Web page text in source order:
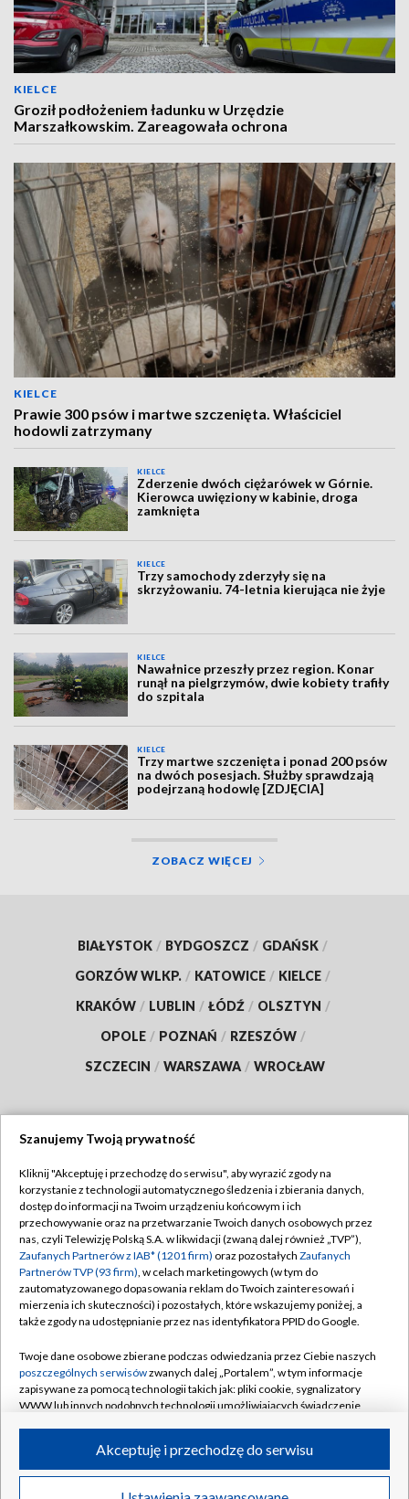
KIELCE
Groził podłożeniem ładunku w Urzędzie
Marszałkowskim. Zareagowała ochrona
KIELCE
Prawie 300 psów i martwe szczenięta. Właściciel
hodowli zatrzymany
KIELCE
Zderzenie dwóch ciężarówek w Górnie.
Kierowca uwięziony w kabinie, droga
zamknięta
KIELCE
Trzy samochody zderzyły się na
skrzyżowaniu. 74-letnia kierująca nie żyje
KIELCE
Nawałnice przeszły przez region. Konar
runął na pielgrzymów, dwie kobiety trafiły
do szpitala
KIELCE
Trzy martwe szczenięta i ponad 200 psów
na dwóch posesjach. Służby sprawdzają
podejrzaną hodowlę [ZDJĘCIA]
ZOBACZ WIĘCEJ
BIAŁYSTOK / BYDGOSZCZ / GDAŃSK /
GORZÓW WLKP. / KATOWICE / KIELCE /
KRAKÓW / LUBLIN / ŁÓDŹ / OLSZTYN /
OPOLE / POZNAŃ / RZESZÓW /
SZCZECIN / WARSZAWA / WROCŁAW
TVP
Abonament TVP
Emisja w TVP
Centrum informacji TVP
Naziemna Telewizja Cyfrowa
Rada Programowa
System NOS
Informacje o nadawcy
Program dla prasy
Regulamin TVP
Polityka prywatności
Moje zgody
Pomoc
Kontakt
Kanały
©2026 Telewizja Polska S.A. w likwidacji
Szanujemy Twoją prywatność
Kliknij "Akceptuję i przechodzę do serwisu", aby wyrazić zgody na
korzystanie z technologii automatycznego śledzenia i zbierania danych,
dostęp do informacji na Twoim urządzeniu końcowym i ich
przechowywanie oraz na przetwarzanie Twoich danych osobowych przez
nas, czyli Telewizję Polską S.A. w likwidacji (zwaną dalej również „TVP”),
Zaufanych Partnerów z IAB* (1201 firm) oraz pozostałych Zaufanych
Partnerów TVP (93 firm), w celach marketingowych (w tym do
zautomatyzowanego dopasowania reklam do Twoich zainteresowań i
mierzenia ich skuteczności) i pozostałych, które wskazujemy poniżej, a
także zgody na udostępnianie przez nas identyfikatora PPID do Google.
Twoje dane osobowe zbierane podczas odwiedzania przez Ciebie naszych
poszczególnych serwisówzwanych dalej „Portalem”, w tym informacje
zapisywane za pomocą technologii takich jak: pliki cookie, sygnalizatory
WWW lub innych podobnych technologii umożliwiających świadczenie
ruchu w Internecie.
Twoje dane osobowe zbierane podczas odwiedzania przez Ciebie
Akceptuję i przechodzę do serwisu